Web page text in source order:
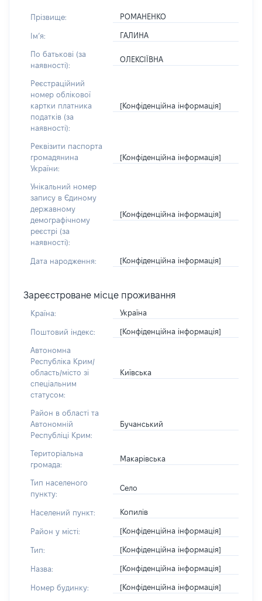
Прізвище: РОМАНЕНКО
Імʼя: ГАЛИНА
По батькові (за
наявності):
ОЛЕКСІЇВНА
Реєстраційний
номер облікової
картки платника
податків (за
наявності):
[Конфіденційна інформація]
Реквізити паспорта
громадянина
України:
[Конфіденційна інформація]
Унікальний номер
запису в Єдиному
державному
демографічному
реєстрі (за
наявності):
[Конфіденційна інформація]
Дата народження: [Конфіденційна інформація]
Зареєстроване місце проживання
Країна: Україна
Поштовий індекс: [Конфіденційна інформація]
Автономна
Республіка Крим/
область/місто зі
спеціальним
статусом:
Київська
Район в області та
Автономній
Республіці Крим:
Бучанський
Територіальна
громада:
Макарівська
Тип населеного
пункту:
Село
Населений пункт: Копилів
Район у місті: [Конфіденційна інформація]
Тип: [Конфіденційна інформація]
Назва: [Конфіденційна інформація]
Номер будинку: [Конфіденційна інформація]